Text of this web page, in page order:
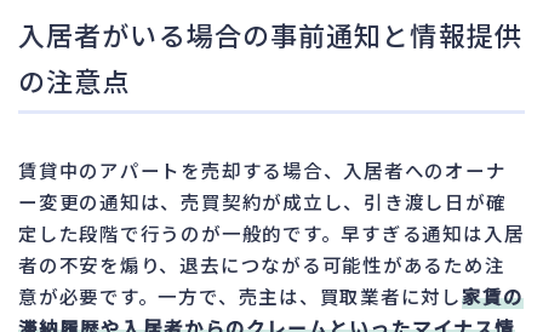
入居者がいる場合の事前通知と情報提供
の注意点
賃貸中のアパートを売却する場合、入居者へのオーナ
ー変更の通知は、売買契約が成立し、引き渡し日が確
定した段階で行うのが一般的です。早すぎる通知は入居
者の不安を煽り、退去につながる可能性があるため注
意が必要です。一方で、売主は、買取業者に対し家賃の